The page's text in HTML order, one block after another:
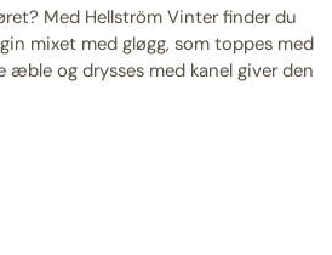
Med Hellström Vinter finder du
mixet med gløgg, som toppes med
æble og drysses med kanel giver den